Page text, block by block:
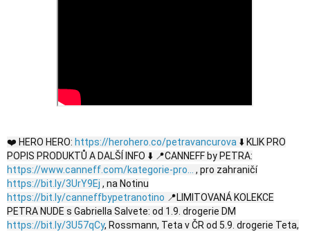
❤️ HERO HERO: https://herohero.co/petravancurova ⬇️ KLIK PRO
POPIS PRODUKTŮ A DALŠÍ INFO ⬇️ 📍CANNEFF by PETRA:
https://www.canneff.com/kategorie-pro... , pro zahraničí
https://bit.ly/3UrY9Ej , na Notinu
https://bit.ly/canneffbypetranotino 📍LIMITOVANÁ KOLEKCE
PETRA NUDE s Gabriella Salvete: od 1.9. drogerie DM
https://bit.ly/3U57qCy, Rossmann, Teta v ČR od 5.9. drogerie Teta,